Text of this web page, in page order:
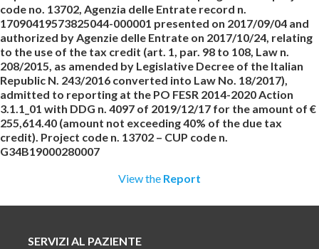
code no. 13702, Agenzia delle Entrate record n.
17090419573825044-000001 presented on 2017/09/04 and
authorized by Agenzie delle Entrate on 2017/10/24, relating
to the use of the tax credit (art. 1, par. 98 to 108, Law n.
208/2015, as amended by Legislative Decree of the Italian
Republic N. 243/2016 converted into Law No. 18/2017),
admitted to reporting at the PO FESR 2014-2020 Action
3.1.1_01 with DDG n. 4097 of 2019/12/17 for the amount of €
255,614.40 (amount not exceeding 40% of the due tax
credit). Project code n. 13702 – CUP code n.
G34B19000280007
View the Report
SERVIZI AL PAZIENTE